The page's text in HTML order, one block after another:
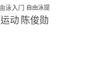
泳入门 自由泳提
运动 陈俊勋